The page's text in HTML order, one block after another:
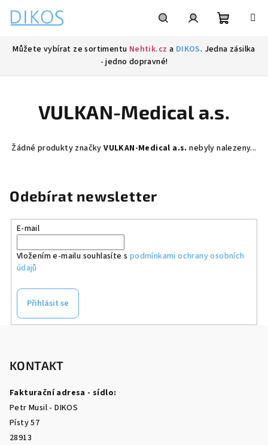
obsah
Můžete vybírat ze sortimentu Nehtik.cz a DIKOS. Jedna zásilka
- jedno dopravné!
VULKAN-Medical a.s.
Žádné produkty značkyVULKAN-Medical a.s. nebyly nalezeny...
Odebírat newsletter
E-mail
Vložením e-mailu souhlasíte s podmínkami ochrany osobních
údajů
Přihlásit se
KONTAKT
Fakturační adresa - sídlo:
Petr Musil - DIKOS
Písty 57
28913